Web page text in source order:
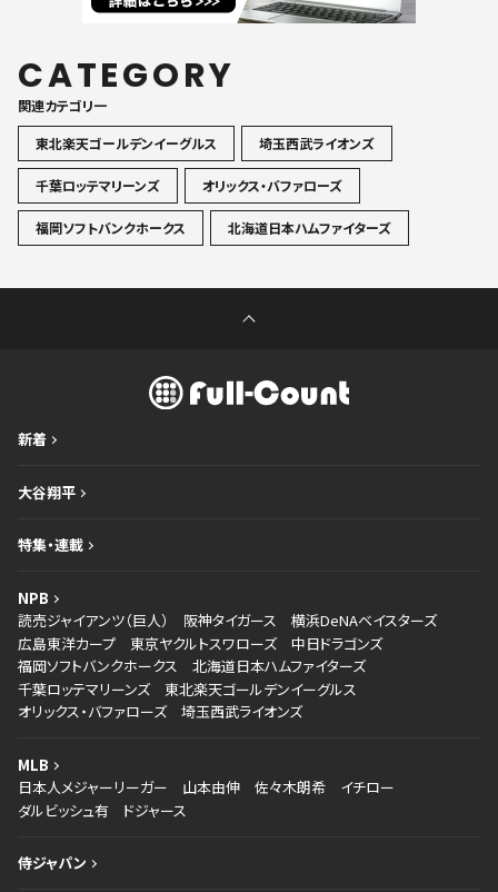
CATEGORY
関連カテゴリ一
東北楽天ゴールデンイーグルス
埼玉西武ライオンズ
千葉ロッテマリーンズ オリックス・バファローズ
福岡ソフトバンクホークス 北海道日本ハムファイターズ
新着
大谷翔平
特集・連載
NPB
読売ジャイアンツ（巨人）
阪神タイガース
横浜DeNAベイスターズ
広島東洋カープ
東京ヤクルトスワローズ
中日ドラゴンズ
福岡ソフトバンクホークス
北海道日本ハムファイターズ
千葉ロッテマリーンズ
東北楽天ゴールデンイーグルス
オリックス・バファローズ
埼玉西武ライオンズ
MLB
日本人メジャーリーガー
山本由伸 佐々木朗希
イチロー
ダルビッシュ有
ドジャース
侍ジャパン